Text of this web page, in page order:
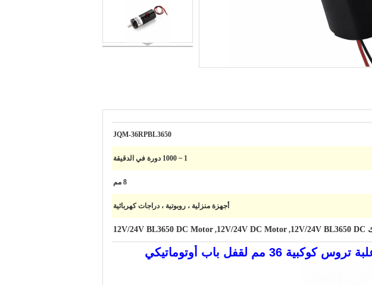
JQM-36RPBL3650
1 ~ 1000 دورة في الدقيقة
8 مم
أجهزة منزلية ، روبوتية ، دراجات كهربائية
,
12V/24V DC Motor
,
12V/24V BL3650 DC Motor